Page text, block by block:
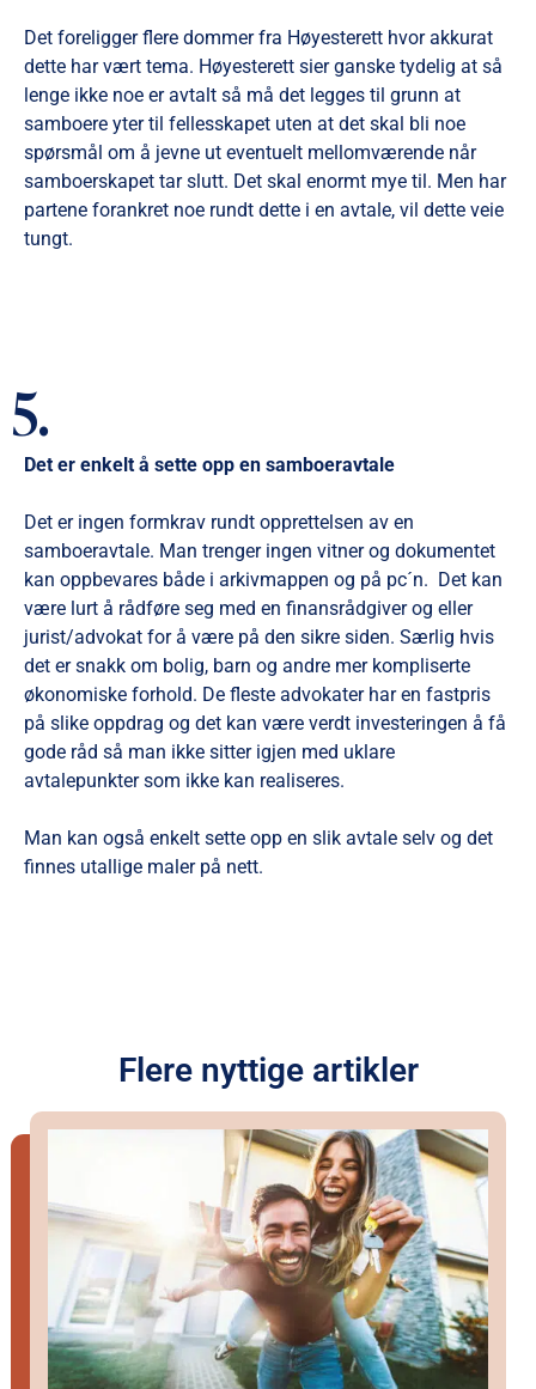
Det foreligger flere dommer fra Høyesterett hvor akkurat
dette har vært tema. Høyesterett sier ganske tydelig at så
lenge ikke noe er avtalt så må det legges til grunn at
samboere yter til fellesskapet uten at det skal bli noe
spørsmål om å jevne ut eventuelt mellomværende når
samboerskapet tar slutt. Det skal enormt mye til. Men har
partene forankret noe rundt dette i en avtale, vil dette veie
tungt.
5.
Det er enkelt å sette opp en samboeravtale
Det er ingen formkrav rundt opprettelsen av en
samboeravtale. Man trenger ingen vitner og dokumentet
kan oppbevares både i arkivmappen og på pc´n. Det kan
være lurt å rådføre seg med en finansrådgiver og eller
jurist/advokat for å være på den sikre siden. Særlig hvis
det er snakk om bolig, barn og andre mer kompliserte
økonomiske forhold. De fleste advokater har en fastpris
på slike oppdrag og det kan være verdt investeringen å få
gode råd så man ikke sitter igjen med uklare
avtalepunkter som ikke kan realiseres.
Man kan også enkelt sette opp en slik avtale selv og det
finnes utallige maler på nett.
Flere nyttige artikler